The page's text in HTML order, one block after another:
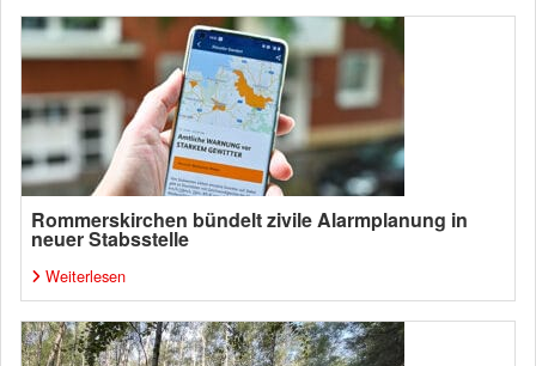
Rommerskirchen bündelt zivile Alarmplanung in
neuer Stabsstelle
Weiterlesen